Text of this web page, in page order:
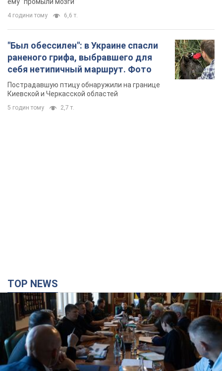
Зеленский созвал совещание по вопросам
подготовки украинской баллистики и
антибаллистической программы FREYJA: какие
решения готовятся
В Киеве рассчитывают на успешное завершение проекта
FREYJA